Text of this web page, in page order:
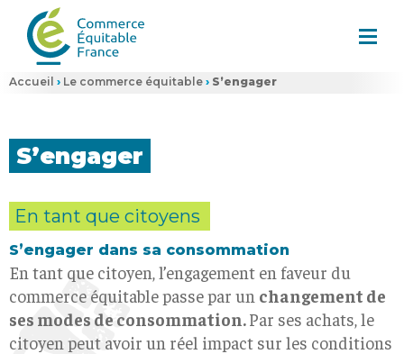
Accueil › Le commerce équitable › S’engager
S’engager
En tant que citoyens
S’engager dans sa consommation
En tant que citoyen, l’engagement en faveur du
commerce équitable passe par un changement de
ses modes de consommation.Par ses achats, le
citoyen peut avoir un réel impact sur les conditions